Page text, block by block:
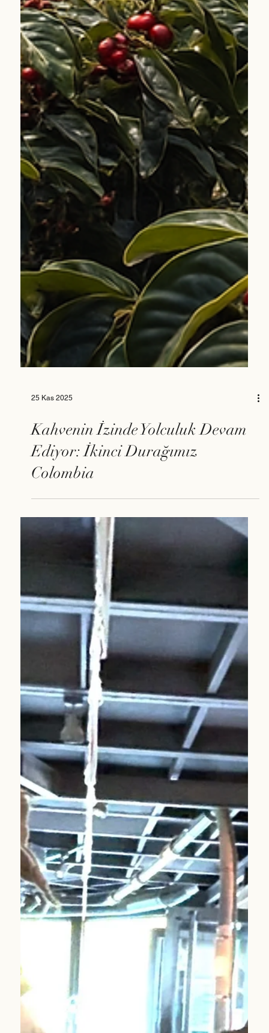
25 Kas 2025
Kahvenin İzinde Yolculuk Devam
Ediyor: İkinci Durağımız
Colombia